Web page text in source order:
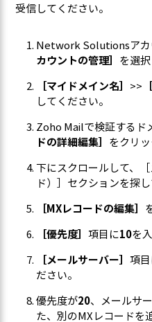
受信してください。
Network Solutionsアカ
カウントの管理］ を選
［マイドメイン名］ >>
してください。
Zoho Mailで検証するド
ドの詳細編集］ をクリ
下にスクロールして、
ド）］セクションを探し
［MXレコードの編集］
［優先度］項目に10を
［メールサーバー］項
ださい。
優先度が20、メールサ
た、別のMXレコードを